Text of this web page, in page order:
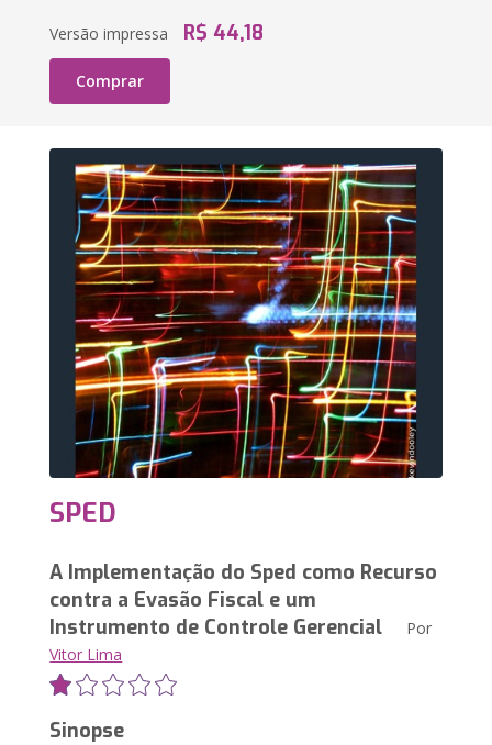
Versão impressa R$ 44,18
Comprar
SPED
A Implementação do Sped como Recurso
contra a Evasão Fiscal e um
Instrumento de Controle Gerencial Por
Vitor Lima
Sinopse